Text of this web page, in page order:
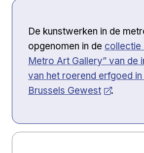
De kunstwerken in de
opgenomen in de Open a
collectie
Metro Art Gallery” van de
van het roerend erfgoed in
Brussels Gewest
.